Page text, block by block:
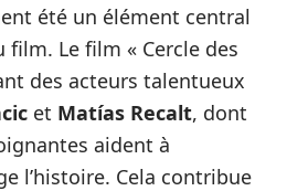
été un élément central
Le film « Cercle des
des acteurs talentueux
et Matías Recalt, dont
aident à
l’histoire. Cela contribue